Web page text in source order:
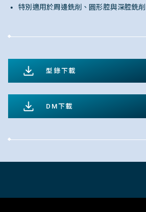
特別適用於周邊銑削、圓形腔與深腔銑削
型錄下載
DM下載